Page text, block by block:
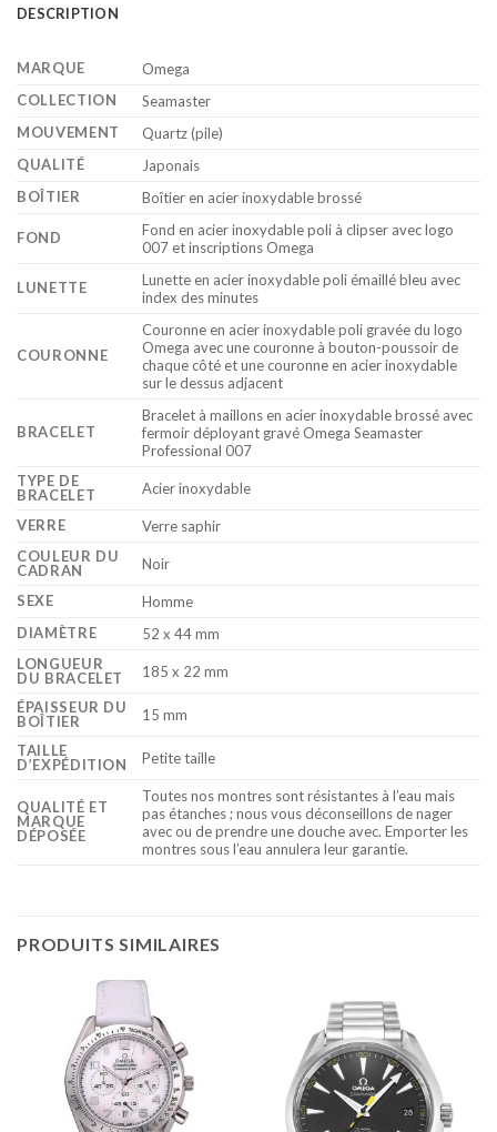
DESCRIPTION
MARQUE
Omega
COLLECTION
Seamaster
MOUVEMENT
Quartz (pile)
QUALITÉ
Japonais
BOÎTIER
Boîtier en acier inoxydable brossé
FOND
Fond en acier inoxydable poli à clipser avec logo
007 et inscriptions Omega
LUNETTE
Lunette en acier inoxydable poli émaillé bleu avec
index des minutes
COURONNE
Couronne en acier inoxydable poli gravée du logo
Omega avec une couronne à bouton-poussoir de
chaque côté et une couronne en acier inoxydable
sur le dessus adjacent
BRACELET
Bracelet à maillons en acier inoxydable brossé avec
fermoir déployant gravé Omega Seamaster
Professional 007
TYPE DE
BRACELET
Acier inoxydable
VERRE
Verre saphir
COULEUR DU
CADRAN
Noir
SEXE
Homme
DIAMÈTRE
52 x 44 mm
LONGUEUR
DU BRACELET
185 x 22 mm
ÉPAISSEUR DU
BOÎTIER
15 mm
TAILLE
D’EXPÉDITION
Petite taille
QUALITÉ ET
MARQUE
DÉPOSÉE
Toutes nos montres sont résistantes à l’eau mais
pas étanches ; nous vous déconseillons de nager
avec ou de prendre une douche avec. Emporter les
montres sous l’eau annulera leur garantie.
PRODUITS SIMILAIRES